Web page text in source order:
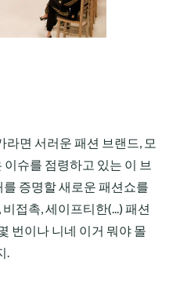
라면 서러운 패션 브랜드, 모
슈를 점령하고 있는 이 브
증명할 새로운 패션쇼를
접촉, 세이프티한(...) 패션
번이나 니네 이거 뭐야 몰
.